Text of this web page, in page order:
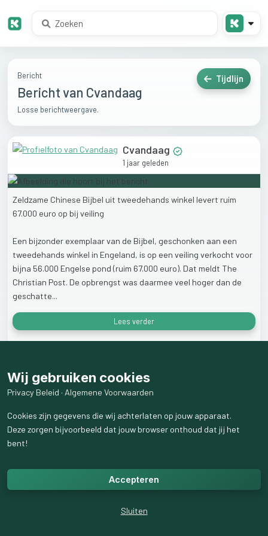
Bericht
Bericht van Cvandaag
Losse berichtweergave.
Tijdlijn
Cvandaag
1 jaar geleden
Zeldzame Chinese Bijbel uit tweedehands winkel levert ruim
67.000 euro op bij veiling
Een bijzonder exemplaarvan de Bijbel, geschonken aan een
tweedehands winkel in Engeland, is op een veiling verkocht voor
bijna 56.000 Engelse pond (ruim 67.000 euro). Dat meldt The
Christian Post. De opbrengst was daarmee veel hoger dan de
geschatte...
Lees verder
Wij gebruiken cookies
Privacy Beleid · Algemene Voorwaarden
Cookies zijn gegevens die wij achterlaten op jouw apparaat.
Deze zorgen bijvoorbeeld dat jouw browser onthoud dat jij het
bent!
Accepteren
Sluiten